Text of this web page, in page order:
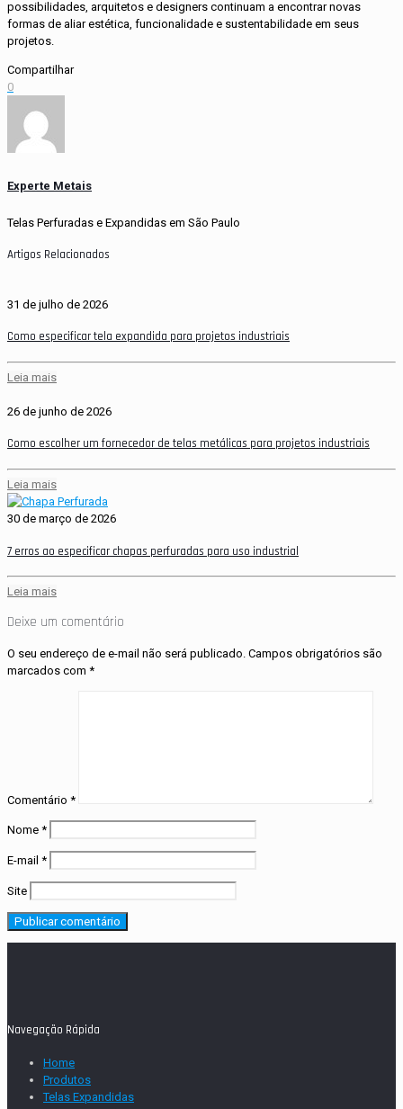
possibilidades, arquitetos e designers continuam a encontrar novas
formas de aliar estética, funcionalidade e sustentabilidade em seus
projetos.
Compartilhar
0
Experte Metais
Telas Perfuradas e Expandidas em São Paulo
Artigos Relacionados
31 de julho de 2026
Como especificar tela expandida para projetos industriais
Leia mais
26 de junho de 2026
Como escolher um fornecedor de telas metálicas para projetos industriais
Leia mais
30 de março de 2026
7 erros ao especificar chapas perfuradas para uso industrial
Leia mais
Deixe um comentário
O seu endereço de e-mail não será publicado. Campos obrigatórios são
marcados com *
Comentário *
Nome *
E-mail *
Site
Navegação Rápida
Home
Produtos
Telas Expandidas